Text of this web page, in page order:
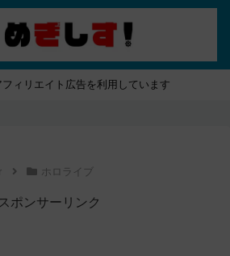
ィリエイト広告を利用しています
ホロライブ
スポンサーリンク